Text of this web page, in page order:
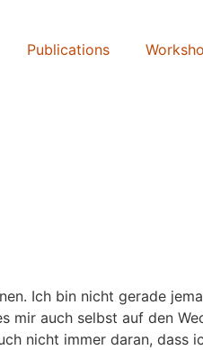
Publications
Ich bin nicht gerade
mir auch selbst auf den
nicht immer daran, dass